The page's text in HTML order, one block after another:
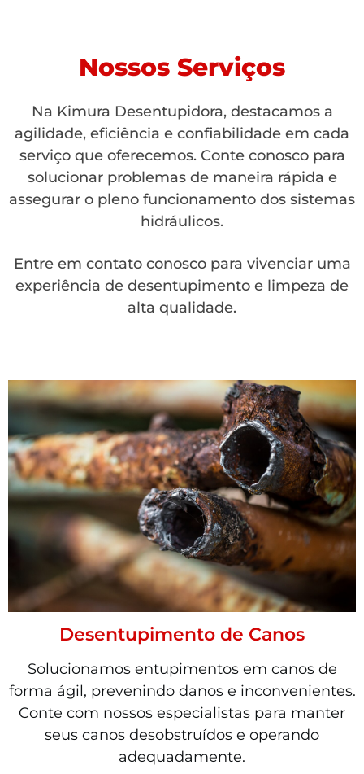
Nossos Serviços
Na Kimura Desentupidora, destacamos a
agilidade, eficiência e confiabilidade em cada
serviço que oferecemos. Conte conosco para
solucionar problemas de maneira rápida e
assegurar o pleno funcionamento dos sistemas
hidráulicos.
Entre em contato conosco para vivenciar uma
experiência de desentupimento e limpeza de
alta qualidade.
Desentupimento de Canos
Solucionamos entupimentos em canos de
forma ágil, prevenindo danos e inconvenientes.
Conte com nossos especialistas para manter
seus canos desobstruídos e operando
adequadamente.